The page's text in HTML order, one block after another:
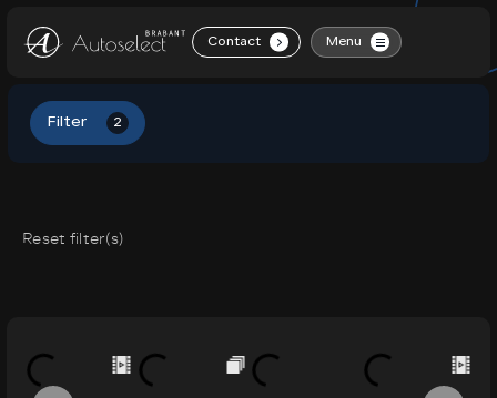
Contact . Menu
Vacatures
Filter 2
Reset filter(s)